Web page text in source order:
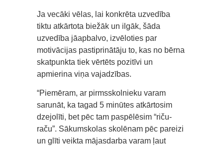
Ja vecāki vēlas, lai konkrēta uzvedība
tiktu atkārtota biežāk un ilgāk, šāda
uzvedība jāapbalvo, izvēloties par
motivācijas pastiprinātāju to, kas no bērna
skatpunkta tiek vērtēts pozitīvi un
apmierina viņa vajadzības.
“Piemēram, ar pirmsskolnieku varam
sarunāt, ka tagad 5 minūtes atkārtosim
dzejolīti, bet pēc tam paspēlēsim “riču-
raču”. Sākumskolas skolēnam pēc pareizi
un glīti veikta mājasdarba varam ļaut